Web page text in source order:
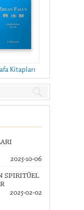
Kitapları
2025-10-06
SPIRITÜEL
2025-02-02